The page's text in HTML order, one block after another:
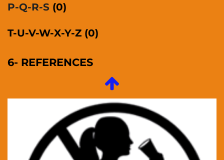
P-Q-R-S (0)
T-U-V-W-X-Y-Z (0)
6- REFERENCES